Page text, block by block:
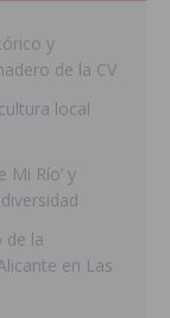
y
de la CV
local
Mi Río’ y
de la
en Las